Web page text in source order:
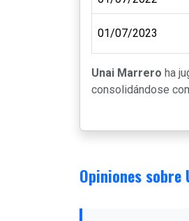
01/07/2023
Unai Marrero ha
consolidándose
Opiniones sobre